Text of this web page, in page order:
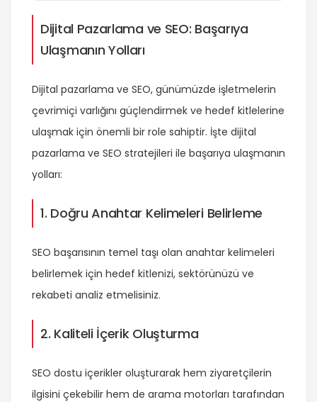
Dijital Pazarlama ve SEO: Başarıya
Ulaşmanın Yolları
Dijital pazarlama ve SEO, günümüzde işletmelerin
çevrimiçi varlığını güçlendirmek ve hedef kitlelerine
ulaşmak için önemli bir role sahiptir. İşte dijital
pazarlama ve SEO stratejileri ile başarıya ulaşmanın
yolları:
1. Doğru Anahtar Kelimeleri Belirleme
SEO başarısının temel taşı olan anahtar kelimeleri
belirlemek için hedef kitlenizi, sektörünüzü ve
rekabeti analiz etmelisiniz.
2. Kaliteli İçerik Oluşturma
SEO dostu içerikler oluşturarak hem ziyaretçilerin
ilgisini çekebilir hem de arama motorları tarafından